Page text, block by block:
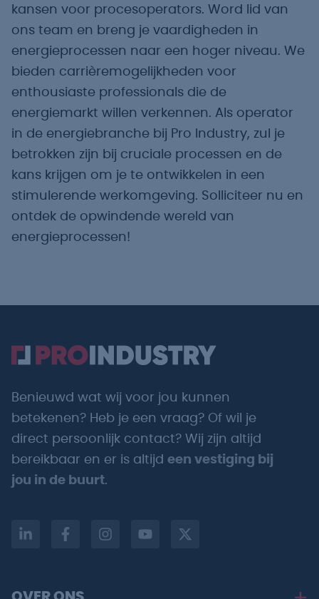
kansen voor procesoperators. Word lid van
ons team en breng je vaardigheden in
energieprocessen naar een hoger niveau. We
bieden carrièremogelijkheden voor
enthousiaste professionals die de
energiemarkt willen verkennen. Als operator
in de energiebranche bij Pro Industry, zul je
betrokken zijn bij cruciale processen en de
kans krijgen om je te ontwikkelen in een
stimulerende werkomgeving. Solliciteer nu en
ontdek de opwindende wereld van
energieprocessen!
Benieuwd wat wij voor jou kunnen
betekenen? Heb je een vraag? Of wil je
direct persoonlijk contact? Wij zijn altijd
bereikbaar en er is altijd een vestiging bij
jou in de buurt.